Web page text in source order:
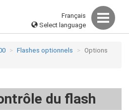
Français
Select language
Flashes optionnels
Options
du flash